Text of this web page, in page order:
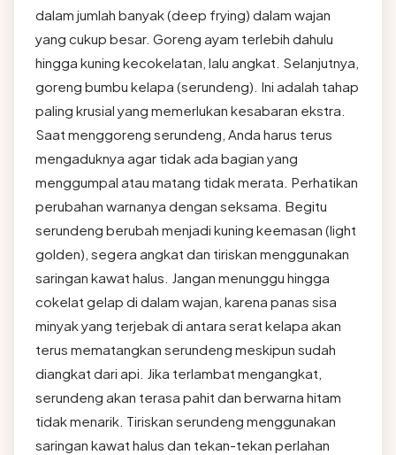
dalam jumlah banyak (deep frying) dalam wajan
yang cukup besar. Goreng ayam terlebih dahulu
hingga kuning kecokelatan, lalu angkat. Selanjutnya,
goreng bumbu kelapa (serundeng). Ini adalah tahap
paling krusial yang memerlukan kesabaran ekstra.
Saat menggoreng serundeng, Anda harus terus
mengaduknya agar tidak ada bagian yang
menggumpal atau matang tidak merata. Perhatikan
perubahan warnanya dengan seksama. Begitu
serundeng berubah menjadi kuning keemasan (light
golden), segera angkat dan tiriskan menggunakan
saringan kawat halus. Jangan menunggu hingga
cokelat gelap di dalam wajan, karena panas sisa
minyak yang terjebak di antara serat kelapa akan
terus mematangkan serundeng meskipun sudah
diangkat dari api. Jika terlambat mengangkat,
serundeng akan terasa pahit dan berwarna hitam
tidak menarik. Tiriskan serundeng menggunakan
saringan kawat halus dan tekan-tekan perlahan